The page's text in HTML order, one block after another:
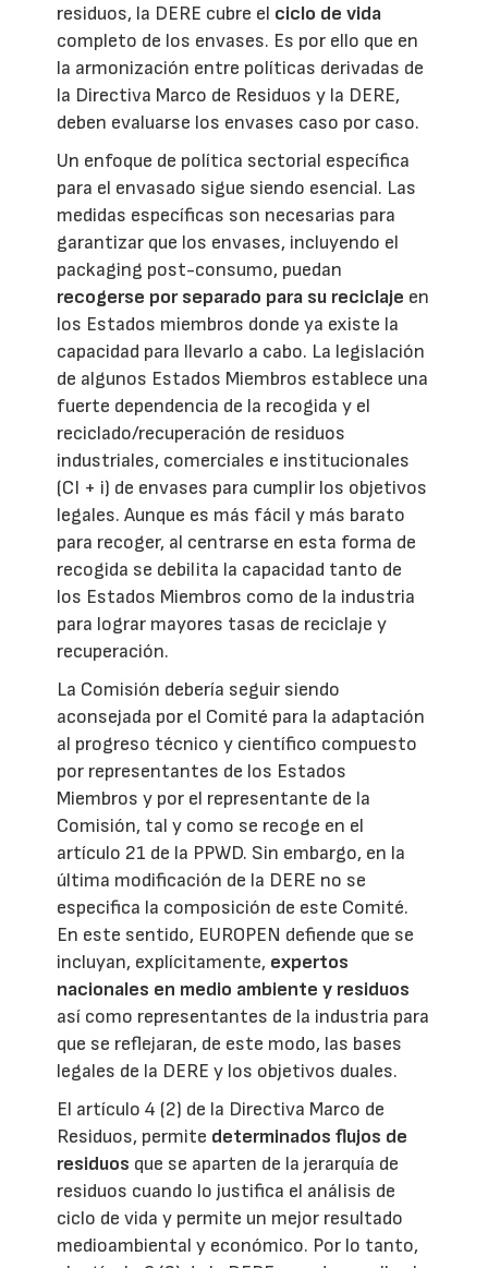
residuos, la DERE cubre el ciclo de vida
completo de los envases. Es por ello que en
la armonización entre políticas derivadas de
la Directiva Marco de Residuos y la DERE,
deben evaluarse los envases caso por caso.
Un enfoque de política sectorial específica
para el envasado sigue siendo esencial. Las
medidas específicas son necesarias para
garantizar que los envases, incluyendo el
packaging post-consumo, puedan
recogerse por separado para su reciclaje en
los Estados miembros donde ya existe la
capacidad para llevarlo a cabo. La legislación
de algunos Estados Miembros establece una
fuerte dependencia de la recogida y el
reciclado/recuperación de residuos
industriales, comerciales e institucionales
(CI + i) de envases para cumplir los objetivos
legales. Aunque es más fácil y más barato
para recoger, al centrarse en esta forma de
recogida se debilita la capacidad tanto de
los Estados Miembros como de la industria
para lograr mayores tasas de reciclaje y
recuperación.
La Comisión debería seguir siendo
aconsejada por el Comité para la adaptación
al progreso técnico y científico compuesto
por representantes de los Estados
Miembros y por el representante de la
Comisión, tal y como se recoge en el
artículo 21 de la PPWD. Sin embargo, en la
última modificación de la DERE no se
especifica la composición de este Comité.
En este sentido, EUROPEN defiende que se
incluyan, explícitamente, expertos
nacionales en medio ambiente y residuos
así como representantes de la industria para
que se reflejaran, de este modo, las bases
legales de la DERE y los objetivos duales.
El artículo 4 (2) de la Directiva Marco de
Residuos, permite determinados flujos de
residuos que se aparten de la jerarquía de
residuos cuando lo justifica el análisis de
ciclo de vida y permite un mejor resultado
medioambiental y económico. Por lo tanto,